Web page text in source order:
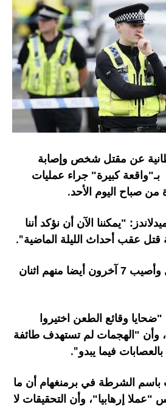
عن مقتل شخص وإصابة
كبيرة" جراء عمليات
صباح اليوم الأحد.
"يمكننا الآن أن نؤكد أننا
قتل عقب أحداث الليلة الماضية".
وأضافت: "توفي رجل وأصيب 7 آخرون أيضا منهم اثنان
وقائع الطعن اختيروا
وأن "الهجمات لم تستهدف طائفة
فيما يبدو".
باسم الشرطة في برمنغهام أن ما
إرهابيا"، وأن التحقيقات لا